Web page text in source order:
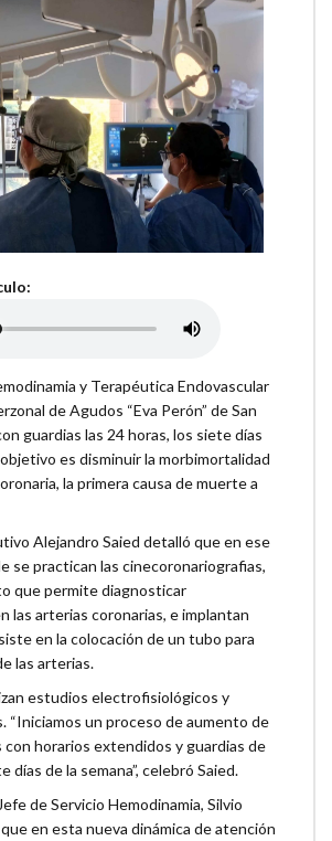
y Terapéutica Endovascular
de Agudos “Eva Perón” de San
guardias las 24 horas, los siete días
objetivo es disminuir la morbimortalidad
la primera causa de muerte a
Alejandro Saied detalló que en ese
se practican las cinecoronariografias,
que permite diagnosticar
las arterias coronarias, e implantan
en la colocación de un tubo para
las arterias.
estudios electrofisiológicos y
“Iniciamos un proceso de aumento de
horarios extendidos y guardias de
días de la semana”, celebró Saied.
de Servicio Hemodinamia, Silvio
en esta nueva dinámica de atención